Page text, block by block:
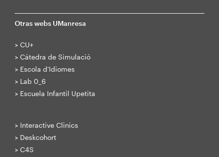
Otras webs UManresa
> CU+
> Cátedra de Simulació
> Escola d'Idiomes
> Lab 0_6
> Escuela Infantil Upetita
> Interactive Clinics
> Deskcohort
> C4S